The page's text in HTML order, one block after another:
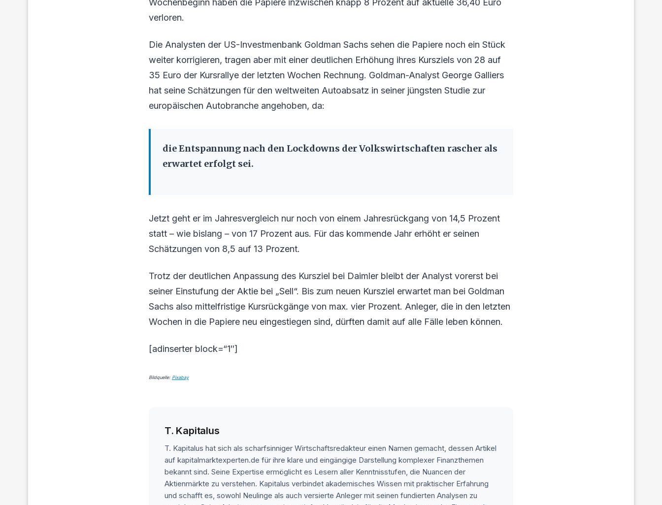
Wochenbeginn haben die Papiere inzwischen knapp 8 Prozent auf aktuelle 36,40 Euro
verloren.
Die Analysten der US-Investmenbank Goldman Sachs sehen die Papiere noch ein Stück
weiter korrigieren, tragen aber mit einer deutlichen Erhöhung ihres Kursziels von 28 auf
35 Euro der Kursrallye der letzten Wochen Rechnung. Goldman-Analyst George Galliers
hat seine Schätzungen für den weltweiten Autoabsatz in seiner jüngsten Studie zur
europäischen Autobranche angehoben, da:
die Entspannung nach den Lockdowns der Volkswirtschaften rascher als
erwartet erfolgt sei.
Jetzt geht er im Jahresvergleich nur noch von einem Jahresrückgang von 14,5 Prozent
statt – wie bislang – von 17 Prozent aus. Für das kommende Jahr erhöht er seinen
Schätzungen von 8,5 auf 13 Prozent.
Trotz der deutlichen Anpassung des Kursziel bei Daimler bleibt der Analyst vorerst bei
seiner Einstufung der Aktie bei „Sell“. Bis zum neuen Kursziel erwartet man bei Goldman
Sachs also mittelfristige Kursrückgänge von max. vier Prozent. Anleger, die in den letzten
Wochen in die Papiere neu eingestiegen sind, dürften damit auf alle Fälle leben können.
[adinserter block=“1″]
Bildquelle: Pixabay
T. Kapitalus
T. Kapitalus hat sich als scharfsinniger Wirtschaftsredakteur einen Namen gemacht, dessen Artikel
auf kapitalmarktexperten.de für ihre klare und eingängige Darstellung komplexer Finanzthemen
bekannt sind. Seine Expertise ermöglicht es Lesern aller Kenntnisstufen, die Nuancen der
Aktienmärkte zu verstehen. Kapitalus verbindet akademisches Wissen mit praktischer Erfahrung
und schafft es, sowohl Neulinge als auch versierte Anleger mit seinen fundierten Analysen zu